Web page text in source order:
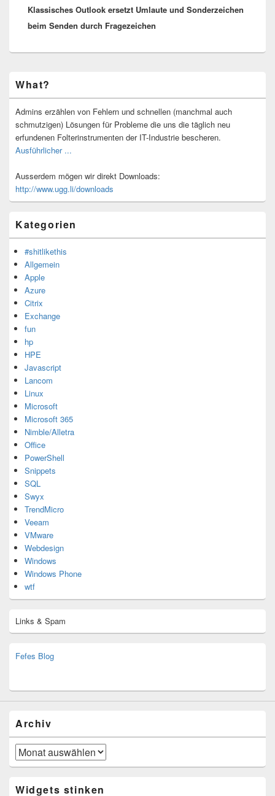
Beitrag:
Klassisches Outlook ersetzt Umlaute und Sonderzeichen
beim Senden durch Fragezeichen
Seitenleisten-
Widgetbereich
What?
Admins erzählen von Fehlern und schnellen (manchmal auch
schmutzigen) Lösungen für Probleme die uns die täglich neu
erfundenen Folterinstrumenten der IT-Industrie bescheren.
Ausführlicher ...
Ausserdem mögen wir direkt Downloads:
http://www.ugg.li/downloads
Kategorien
#shitlikethis
Allgemein
Apple
Azure
Citrix
Exchange
fun
hp
HPE
Javascript
Lancom
Linux
Microsoft
Microsoft 365
Nimble/Alletra
Office
PowerShell
Snippets
SQL
Swyx
TrendMicro
Veeam
VMware
Webdesign
Windows
Windows Phone
wtf
Links & Spam
Fefes Blog
Archiv
Archiv
Widgets stinken